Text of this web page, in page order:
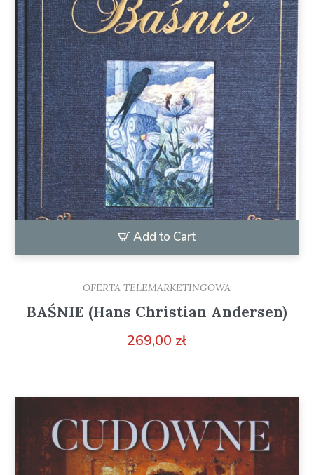
Add to Cart
OFERTA TELEMARKETINGOWA
BAŚNIE (Hans Christian Andersen)
269,00 zł